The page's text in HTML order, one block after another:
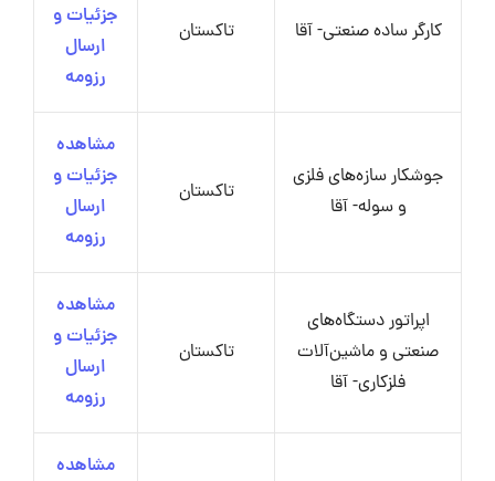
کارگر ساده صنعتی- آقا تاکستان
جزئیات و
ارسال
رزومه
جوشکار سازه‌های فلزی
و سوله- آقا
تاکستان
مشاهده
جزئیات و
ارسال
رزومه
اپراتور دستگاه‌های
صنعتی و ماشین‌آلات
فلزکاری- آقا
تاکستان
مشاهده
جزئیات و
ارسال
رزومه
مشاهده